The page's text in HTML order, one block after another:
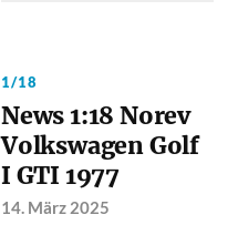
1/18
News 1:18 Norev
Volkswagen Golf
I GTI 1977
14. März 2025